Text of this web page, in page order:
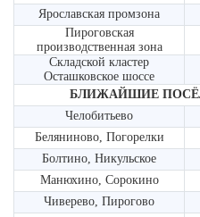
Ярославская промзона
Пироговская
производственная зона
Складской кластер
Осташковское шоссе
БЛИЖАЙШИЕ
Челобитьево
Беляниново, Погорелки
Болтино, Никульское
Манюхино, Сорокино
Чиверево, Пирогово